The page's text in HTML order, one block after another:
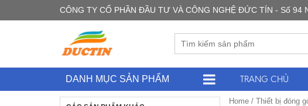
CÔNG TY CỔ PHẦN ĐẦU TƯ VÀ CÔNG NGHỆ ĐỨC TÍN - Số 94
DANH MỤC SẢN PHẨM TRANG CHỦ
Home/ Thiết bị đóng